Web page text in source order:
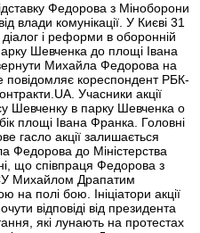
Федорова з Міноборони
влади комунікації. У Києві 31
і реформи в оборонній
Шевченка до площі Івана
Михайла Федорова на
повідомляє кореспондент РБК-
Учасники акції
Шевченку в парку Шевченка о
площі Івана Франка. Головні
гасло акції залишається
Федорова до Міністерства
що співпраця Федорова з
Михайлом Драпатим
на полі бою. Ініціатори акції
відповіді від президента
які лунають на протестах